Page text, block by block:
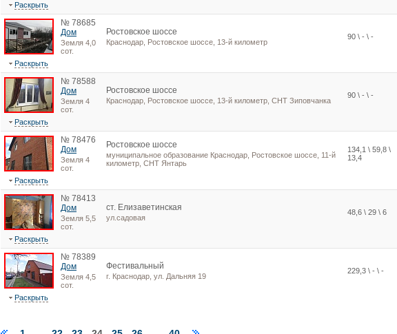
Раскрыть
№ 78685
Дом
Земля 4,0
сот.
Ростовское шоссе
Краснодар, Ростовское шоссе, 13-й километр
90 \ - \ -
Раскрыть
№ 78588
Дом
Земля 4
сот.
Ростовское шоссе
Краснодар, Ростовское шоссе, 13-й километр, СНТ Зиповчанка
90 \ - \ -
Раскрыть
№ 78476
Дом
Земля 4
сот.
Ростовское шоссе
муниципальное образование Краснодар, Ростовское шоссе, 11-й
километр, СНТ Янтарь
134,1 \ 59,8 \
13,4
Раскрыть
№ 78413
Дом
Земля 5,5
сот.
ст. Елизаветинская
ул.садовая
48,6 \ 29 \ 6
Раскрыть
№ 78389
Дом
Земля 4,5
сот.
Фестивальный
г. Краснодар, ул. Дальняя 19
229,3 \ - \ -
Раскрыть